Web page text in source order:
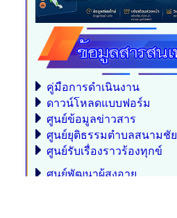
คู่มือการดำเนินงาน
ดาวน์โหลดแบบฟอร์ม
ศูนย์ข้อมูลข่าวสาร
ศูนย์ยุติธรรมตำบลสนามชัย
ศูนย์รับเรื่องราวร้องทุกข์
ศูนย์พัฒนาผู้สูงอายุ